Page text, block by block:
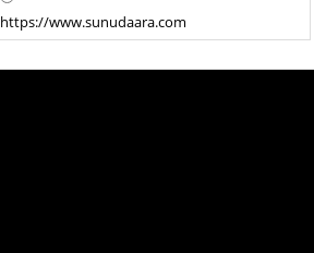
https://www.sunudaara.com